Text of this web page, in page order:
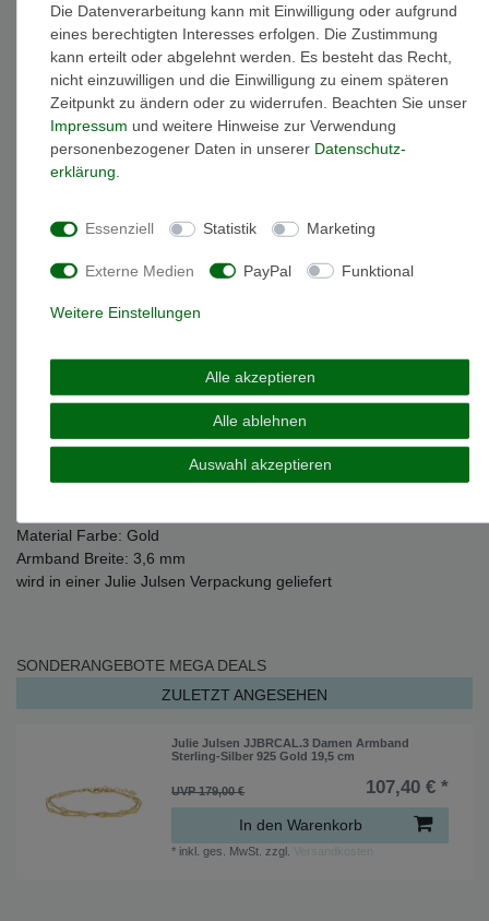
Beschreibung
Weitere Details
Marke: Julie Julsen
Artikelnummer: JJBRCAL.3
minimale Armbandlänge: 16 cm ( die Armbandlänge kann auf
diesen Wert verkleinert werden )
Farbe: weiß
Material Farbe: Gold
Armband Breite: 3,6 mm
wird in einer Julie Julsen Verpackung geliefert
SONDERANGEBOTE MEGA DEALS
ZULETZT ANGESEHEN
Julie Julsen JJBRCAL.3 Damen Armband
Sterling-Silber 925 Gold 19,5 cm
UVP 179,00 € 107,40 € *
In den Warenkorb
* inkl. ges. MwSt. zzgl. Versandkosten
Die Datenverarbeitung kann mit Einwilligung oder aufgrund
eines berechtigten Interesses erfolgen. Die Zustimmung
kann erteilt oder abgelehnt werden. Es besteht das Recht,
nicht einzuwilligen und die Einwilligung zu einem späteren
Zeitpunkt zu ändern oder zu widerrufen. Beachten Sie unser
Impressum und weitere Hinweise zur Verwendung
personenbezogener Daten in unserer Daten­schutz­
erklärung
Essenziell Statistik Marketing
Externe Medien PayPal Funktional
Weitere Einstellungen
Alle akzeptieren
Alle ablehnen
Auswahl akzeptieren